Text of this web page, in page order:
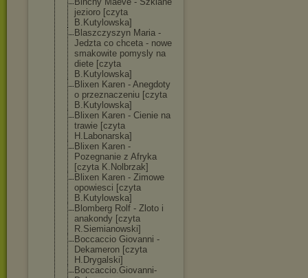
jezioro [czyta
B.Kutylowska]
Blaszczyszyn Maria -
Jedzta co chceta - nowe
smakowite pomysly na
diete [czyta
B.Kutylowska]
Blixen Karen - Anegdoty
o przeznaczeniu [czyta
B.Kutylowska]
Blixen Karen - Cienie na
trawie [czyta
H.Labonarska]
Blixen Karen -
Pozegnanie z Afryka
[czyta K.Nolbrzak]
Blixen Karen - Zimowe
opowiesci [czyta
B.Kutylowska]
Blomberg Rolf - Zloto i
anakondy [czyta
R.Siemianowski]
Boccaccio Giovanni -
Dekameron [czyta
H.Drygalski]
Boccaccio.Giovanni-